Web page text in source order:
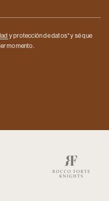
y protección de datos* y sé que
momento.